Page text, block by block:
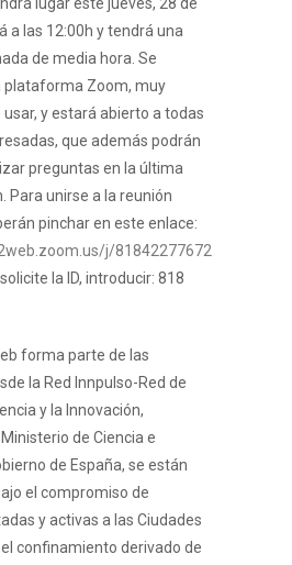
a las 12:00h y tendrá una
de media hora. Se
plataforma Zoom, muy
y estará abierto a todas
que además podrán
preguntas en la última
Para unirse a la reunión
pinchar en este enlace:
j/81842277672
la ID, introducir: 818
forma parte de las
la Red Innpulso-Red de
y la Innovación,
de Ciencia e
de España, se están
el compromiso de
y activas a las Ciudades
confinamiento derivado de